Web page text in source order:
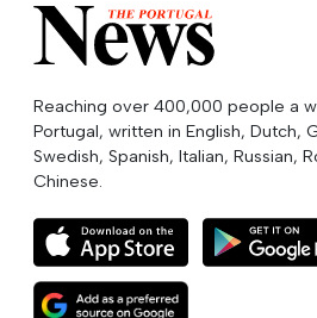
Reaching over 400,000 people a
Portugal, written in English, Dutch,
Swedish, Spanish, Italian, Russian,
Chinese.